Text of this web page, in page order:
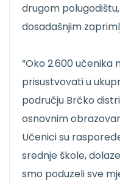
drugom
dosadašnjim
“Oko 2.600 učenika
prisustvovati u
području Brčko
osnovnim
Učenici su
srednje škole,
smo poduzeli sve